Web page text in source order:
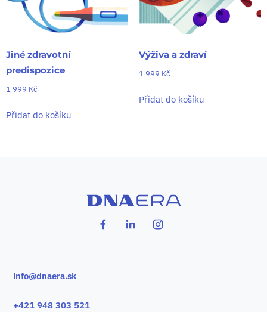
Jiné zdravotní
predispozice
1 999 Kč
Přidat do košíku
Výživa a zdraví
1 999 Kč
Přidat do košíku
info@dnaera.sk
+421 948 303 521